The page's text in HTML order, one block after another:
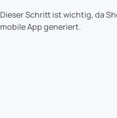
Dieser Schritt ist wichtig, da
mobile App generiert.